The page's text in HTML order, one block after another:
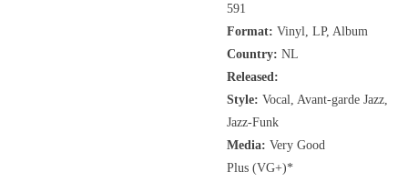
591
Format: Vinyl, LP, Album
Country: NL
Released:
Style: Vocal, Avant-garde Jazz,
Jazz-Funk
Media: Very Good
Plus (VG+)*